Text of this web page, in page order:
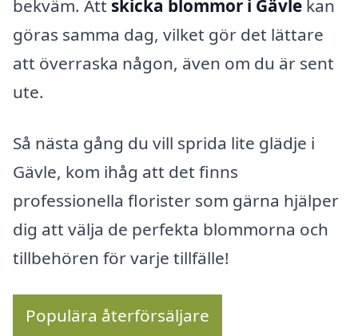
bekväm. Att skicka blommor i Gävle kan
göras samma dag, vilket gör det lättare
att överraska någon, även om du är sent
ute.
Så nästa gång du vill sprida lite glädje i
Gävle, kom ihåg att det finns
professionella florister som gärna hjälper
dig att välja de perfekta blommorna och
tillbehören för varje tillfälle!
Populära återförsäljare